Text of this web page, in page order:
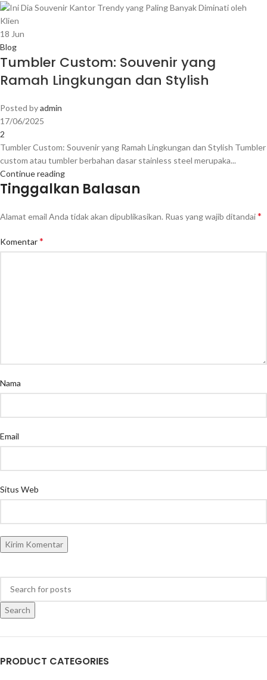
18 Jun
Blog
Tumbler Custom: Souvenir yang
Ramah Lingkungan dan Stylish
Posted byadmin
17/06/2025
2
Tumbler Custom: Souvenir yang Ramah Lingkungan dan Stylish Tumbler
custom atau tumbler berbahan dasar stainless steel merupaka...
Continue reading
Tinggalkan Balasan
Alamat email Anda tidak akan dipublikasikan. Ruas yang wajib ditandai*
Komentar*
Nama
Email
Situs Web
Search
PRODUCT CATEGORIES